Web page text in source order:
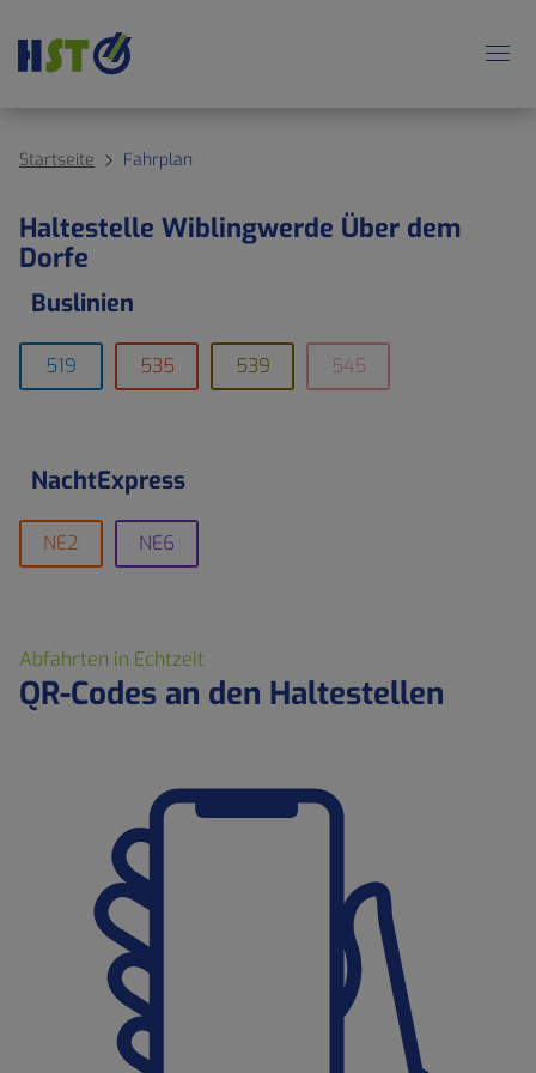
Startseite Fahrplan
Haltestelle Wiblingwerde Über dem
Dorfe
Buslinien
519 535 539 545
NachtExpress
NE2 NE6
Abfahrten in Echtzeit
QR-Codes an den Haltestellen